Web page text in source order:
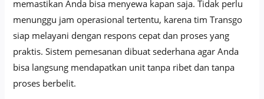
memastikan Anda bisa menyewa kapan saja. Tidak perlu
menunggu jam operasional tertentu, karena tim Transgo
siap melayani dengan respons cepat dan proses yang
praktis. Sistem pemesanan dibuat sederhana agar Anda
bisa langsung mendapatkan unit tanpa ribet dan tanpa
proses berbelit.